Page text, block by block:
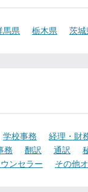
馬県 栃木県 茨城
学校事務 経理・財
務 翻訳 通訳
ンセラー その他